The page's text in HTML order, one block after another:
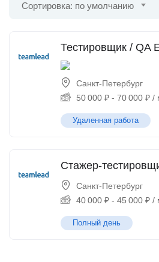
Сортировка: по умолчанию
Тестировщик / QA
Санкт-Петербург
50 000 ₽ - 70 000 ₽ /
Удаленная работа
Стажер-
Санкт-Петербург
40 000 ₽ - 45 000 ₽ /
Полный день